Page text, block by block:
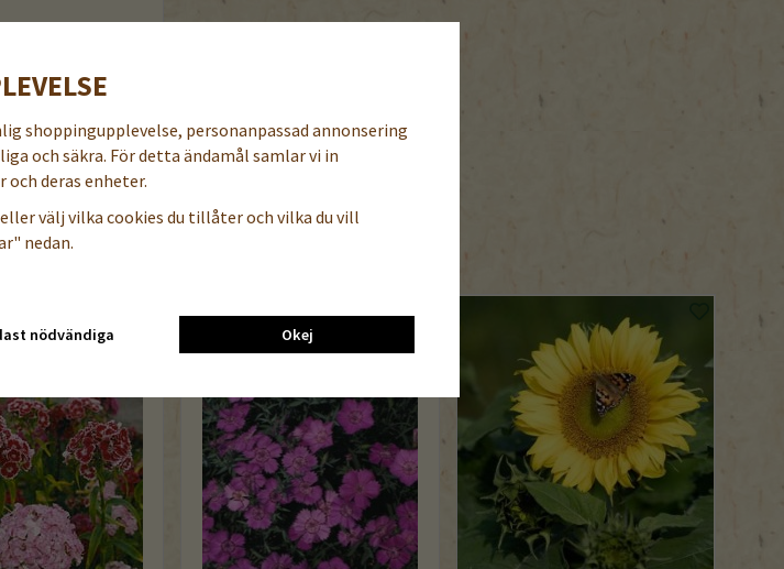
Köp nu
shoppingupplevelse, personanpassad annonsering
och säkra. För detta ändamål samlar vi in
deras enheter.
välj vilka cookies du tillåter och vilka du vill
nedan.
nödvändiga Okej